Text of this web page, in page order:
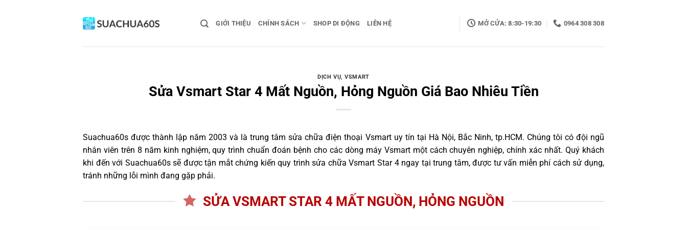
GIỚI THIỆU CHÍNH SÁCH SHOP DI ĐỘNG LIÊN HỆ MỞ CỬA: 8:30-19:30 0964 308 308
DỊCH VỤ,VSMART
Sửa Vsmart Star 4 Mất Nguồn, Hỏng Nguồn Giá Bao Nhiêu Tiền
Suachua60s được thành lập năm 2003 và là trung tâm sửa chữa điện thoại Vsmart uy tín tại Hà Nội, Bắc Ninh, tp.HCM. Chúng tôi có đội ngũ
nhân viên trên 8 năm kinh nghiệm, quy trình chuẩn đoán bệnh cho các dòng máy Vsmart một cách chuyên nghiệp, chính xác nhất. Quý khách
khi đến với Suachua60s sẽ được tận mắt chứng kiến quy trình sửa chữa Vsmart Star 4 ngay tại trung tâm, được tư vấn miễn phí cách sử dụng,
tránh những lỗi mình đang gặp phải.
SỬA VSMART STAR 4 MẤT NGUỒN, HỎNG NGUỒN